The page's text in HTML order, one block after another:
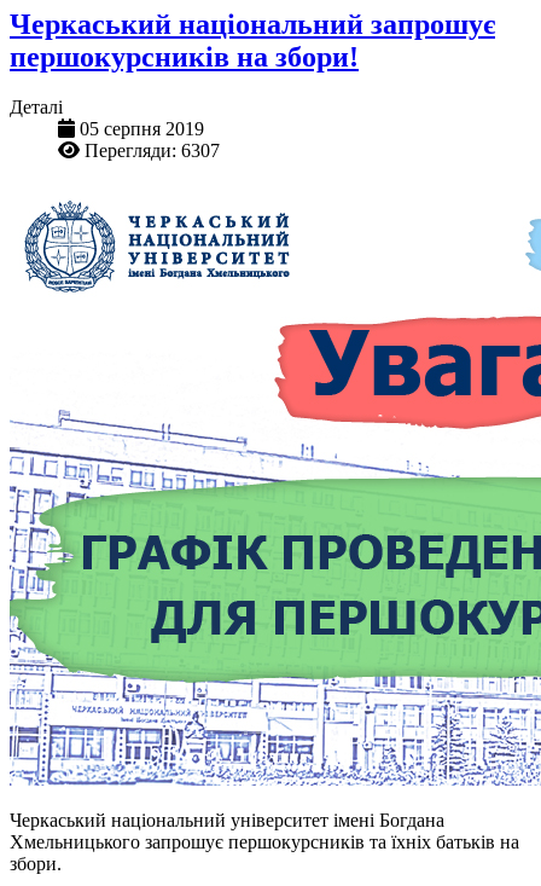
Черкаський національний запрошує
першокурсників на збори!
Деталі
05 серпня 2019
Перегляди: 6307
Черкаський національний університет імені Богдана
Хмельницького запрошує першокурсників та їхніх батьків на
збори.